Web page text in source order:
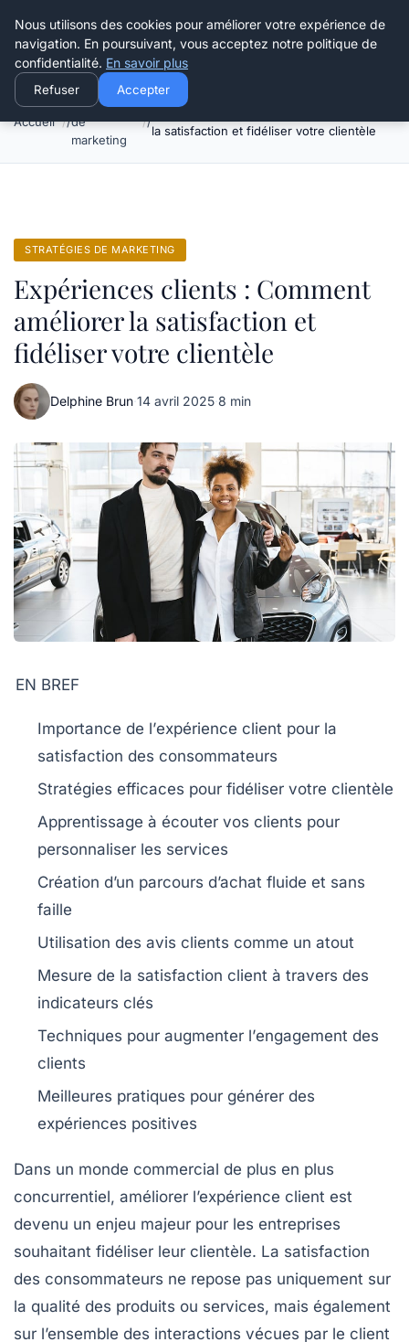
Henry Panky
Accueil
Stratégies
de
marketing
la satisfaction et fidéliser votre clientèle
STRATÉGIES DE MARKETING
Expériences clients : Comment
améliorer la satisfaction et
fidéliser votre clientèle
Delphine Brun·14 avril 2025·8 min
EN BREF
Importance de l’expérience client pour la
satisfaction des consommateurs
Stratégies efficaces pour fidéliser votre clientèle
Apprentissage à écouter vos clients pour
personnaliser les services
Création d’un parcours d’achat fluide et sans
faille
Utilisation des avis clients comme un atout
Mesure de la satisfaction client à travers des
indicateurs clés
Techniques pour augmenter l’engagement des
clients
Meilleures pratiques pour générer des
expériences positives
Dans un monde commercial de plus en plus
concurrentiel, améliorer l’expérience client est
devenu un enjeu majeur pour les entreprises
souhaitant fidéliser leur clientèle. La satisfaction
des consommateurs ne repose pas uniquement sur
la qualité des produits ou services, mais également
sur l’ensemble des interactions vécues par le client
Nous utilisons des cookies pour améliorer votre expérience de
navigation. En poursuivant, vous acceptez notre politique de
confidentialité. En savoir plus
Refuser Accepter